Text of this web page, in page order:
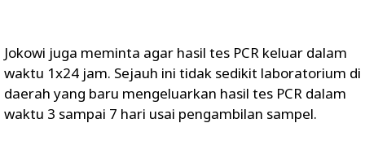
Jokowi juga meminta agar hasil tes PCR keluar dalam
waktu 1x24 jam. Sejauh ini tidak sedikit laboratorium di
daerah yang baru mengeluarkan hasil tes PCR dalam
waktu 3 sampai 7 hari usai pengambilan sampel.